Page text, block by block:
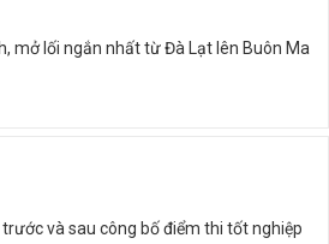
mở lối ngắn nhất từ Đà Lạt lên Buôn Ma
và sau công bố điểm thi tốt nghiệp